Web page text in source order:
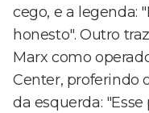
cego, e a legenda:
honesto". Outro
Marx como
Center, proferindo
da esquerda: